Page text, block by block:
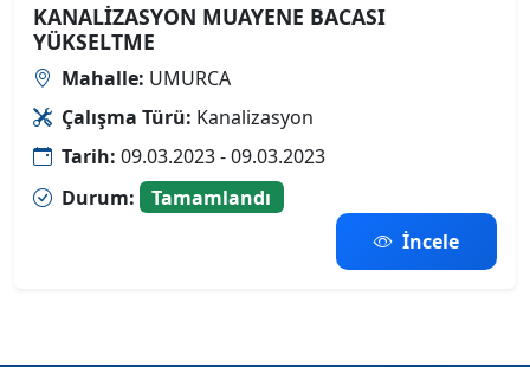
KANALİZASYON MUAYENE BACASI
YÜKSELTME
Mahalle: UMURCA
Çalışma Türü: Kanalizasyon
Tarih: 09.03.2023 - 09.03.2023
Durum:
Tamamlandı
İncele